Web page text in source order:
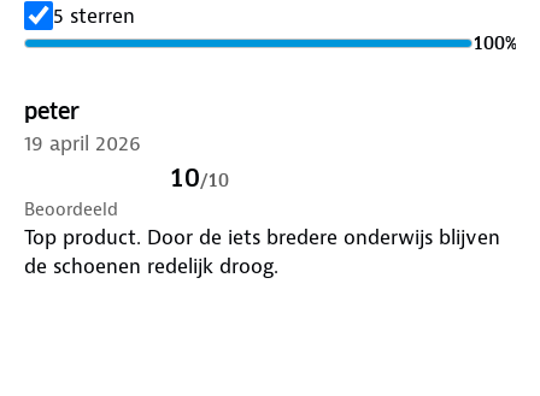
opbergzakje, zodat je hem eenvoudig kunt
5 sterren
100%
peter
19 april 2026
10/10
Beoordeeld
Top product. Door de iets bredere onderwijs blijven
de schoenen redelijk droog.